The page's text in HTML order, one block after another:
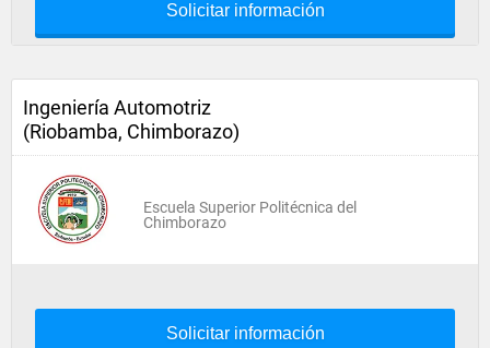
Solicitar información
Ingeniería Automotriz
(Riobamba, Chimborazo)
Escuela Superior Politécnica del
Chimborazo
Solicitar información